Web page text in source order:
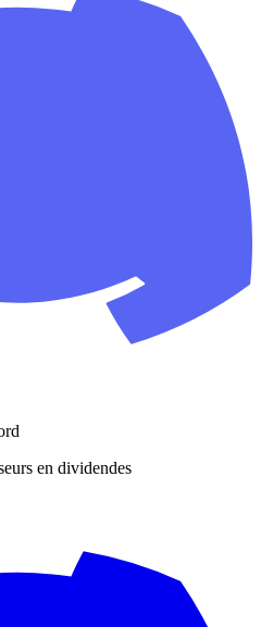
en dividendes